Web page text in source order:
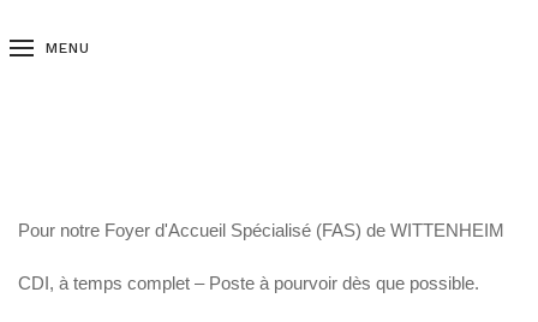
MENU
Pour notre Foyer d'Accueil Spécialisé (FAS) de WITTENHEIM
CDI, à temps complet – Poste à pourvoir dès que possible.